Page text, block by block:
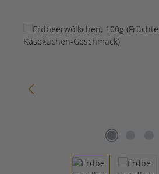
Bildergalerie überspringen